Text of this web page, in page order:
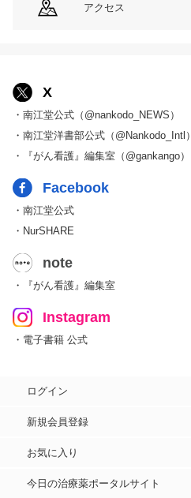
アクセス
X
・南江堂公式（@nankodo_NEWS）
・南江堂洋書部公式（@Nankodo_Intl）
・『がん看護』編集室（@gankango）
Facebook
・南江堂公式
・NurSHARE
note
・『がん看護』編集室
Instagram
・電子書籍 公式
ログイン
新規会員登録
お気に入り
今日の治療薬ポータルサイト